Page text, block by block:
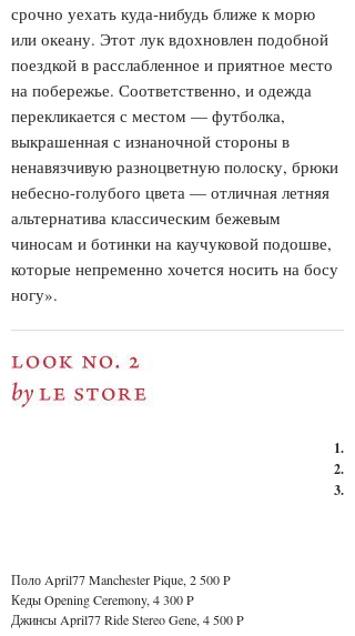
срочно уехать куда-нибудь ближе к морю
или океану. Этот лук вдохновлен подобной
поездкой в расслабленное и приятное место
на побережье. Соответственно, и одежда
перекликается с местом — футболка,
выкрашенная с изнаночной стороны в
ненавязчивую разноцветную полоску, брюки
небесно-голубого цвета — отличная летняя
альтернатива классическим бежевым
чиносам и ботинки на каучуковой подошве,
которые непременно хочется носить на босу
ногу».
1.
2.
3.
Поло April77 Manchester Pique, 2 500 P
Кеды Opening Ceremony, 4 300 P
Джинсы April77 Ride Stereo Gene, 4 500 P